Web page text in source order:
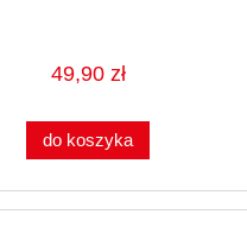
49,90 zł
do koszyka